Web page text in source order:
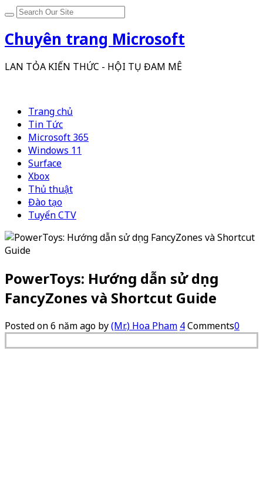
Chuyên trang Microsoft
LAN TỎA KIẾN THỨC - HỘI TỤ ĐAM MÊ
Trang chủ
Tin Tức
Microsoft 365
Windows 11
Surface
Xbox
Thủ thuật
Đào tạo
Tuyển CTV
PowerToys: Hướng dẫn sử dụng
FancyZones và Shortcut Guide
Posted on6 năm ago by(Mr.) Hoa Pham 4Comments0